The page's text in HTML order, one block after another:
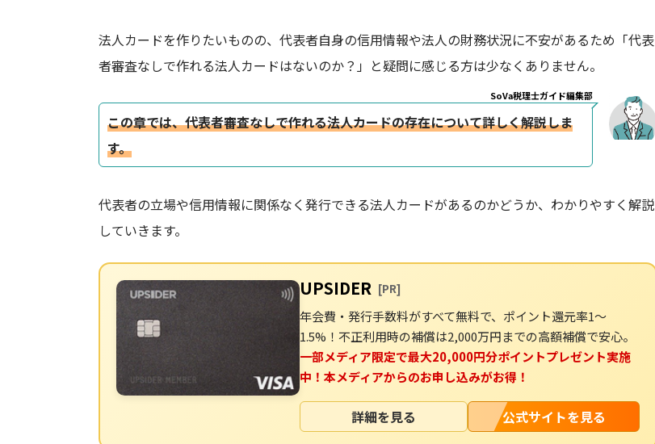
法人カードを作りたいものの、代表者自身の信用情報や法人の財務状況に不安があるため「代表
者審査なしで作れる法人カードはないのか？」と疑問に感じる方は少なくありません。
SoVa税理士ガイド編集部
この章では、代表者審査なしで作れる法人カードの存在について詳しく解説しま
す。
代表者の立場や信用情報に関係なく発行できる法人カードがあるのかどうか、わかりやすく解説
していきます。
UPSIDER [PR]
年会費・発行手数料がすべて無料で、ポイント還元率1〜
1.5%！不正利用時の補償は2,000万円までの高額補償で安心。
一部メディア限定で最大20,000円分ポイントプレゼント実施
中！本メディアからのお申し込みがお得！
詳細を見る 公式サイトを見る